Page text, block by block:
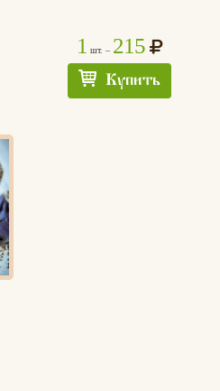
1 шт. – 215
Купить